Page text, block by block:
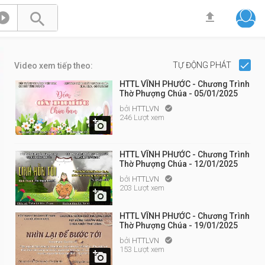
 
Video xem tiếp theo: TỰ ĐỘNG PHÁT

HTTL VĨNH PHƯỚC - Chương Trình
Thờ Phượng Chúa - 05/01/2025
bởi HTTLVN 
246 Lượt xem

HTTL VĨNH PHƯỚC - Chương Trình
Thờ Phượng Chúa - 12/01/2025
bởi HTTLVN 
203 Lượt xem

HTTL VĨNH PHƯỚC - Chương Trình
Thờ Phượng Chúa - 19/01/2025
bởi HTTLVN 
153 Lượt xem